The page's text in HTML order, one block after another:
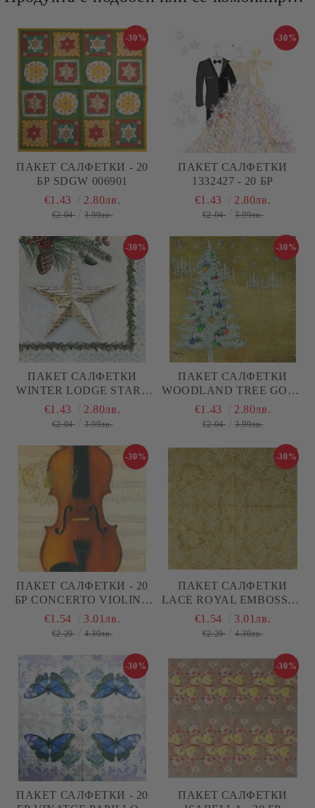
ПАКЕТ САЛФЕТКИ - 20
БР SDGW 006901
-30%
€1.43 2.80лв.
€2.04 3.99лв.
ПАКЕТ САЛФЕТКИ
1332427 - 20 БР
-30%
€1.43 2.80лв.
€2.04 3.99лв.
ПАКЕТ САЛФЕТКИ
WINTER LODGE STAR -
20 БР. 3331755
-30%
€1.43 2.80лв.
€2.04 3.99лв.
ПАКЕТ САЛФЕТКИ
WOODLAND TREE GOLD
- 20 БР 3332137
-30%
€1.43 2.80лв.
€2.04 3.99лв.
ПАКЕТ САЛФЕТКИ - 20
БР CONCERTO VIOLINO
1331712
-30%
€1.54 3.01лв.
€2.20 4.30лв.
ПАКЕТ САЛФЕТКИ
LACE ROYAL EMBOSSED
GOLD / WHITE 007659 -
15 БР
-30%
€1.54 3.01лв.
€2.20 4.30лв.
ПАКЕТ САЛФЕТКИ - 20
-30%
ПАКЕТ САЛФЕТКИ
-30%